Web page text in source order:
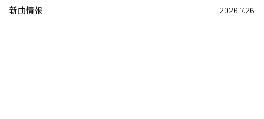
新曲情報 2026.7.26